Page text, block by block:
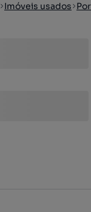
Imóveis usados